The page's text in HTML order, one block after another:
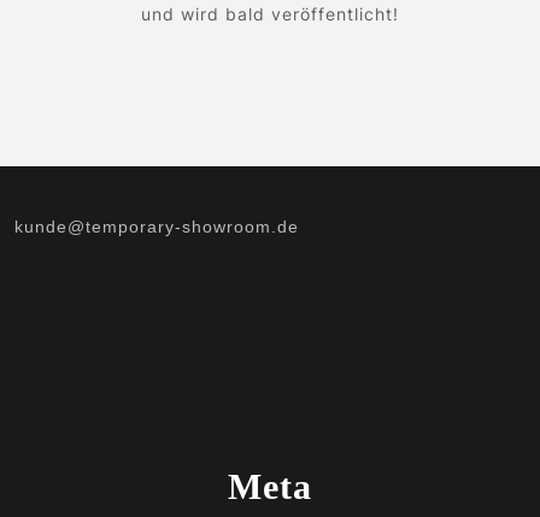
und wird bald veröffentlicht!
kunde@temporary-showroom.de
Meta